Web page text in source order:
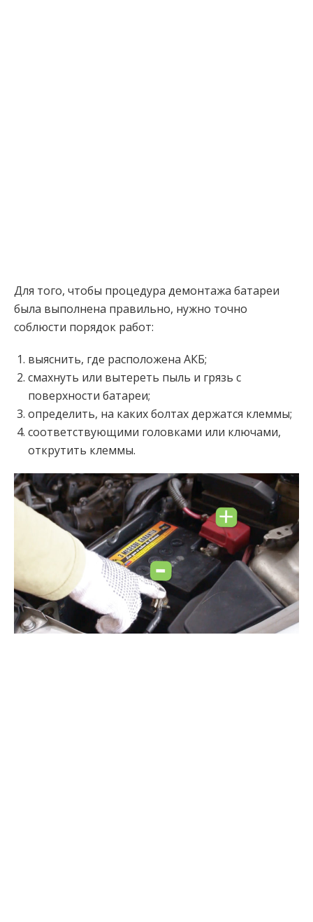
Для того, чтобы процедура демонтажа батареи
была выполнена правильно, нужно точно
соблюсти порядок работ:
выяснить, где расположена АКБ;
смахнуть или вытереть пыль и грязь с
поверхности батареи;
определить, на каких болтах держатся клеммы;
соответствующими головками или ключами,
открутить клеммы.